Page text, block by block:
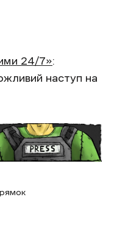
24/7»:
наступ на